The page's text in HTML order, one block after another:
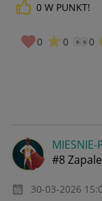
0 W PUNKT!
0 0 0
MIESNIE-
#8
‎30-03-2026